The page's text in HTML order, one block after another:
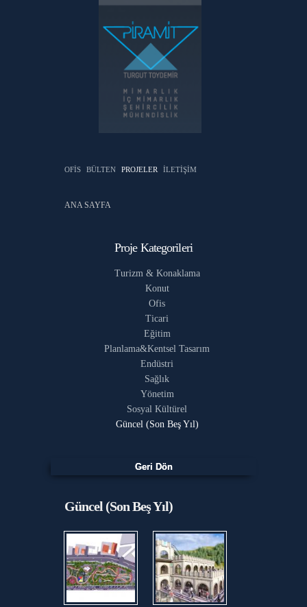
Skip to
content
OFİS BÜLTEN PROJELER İLETİŞİM
You are here
ANA SAYFA
Proje Kategorileri
Turizm & Konaklama
Konut
Ofis
Ticari
Eğitim
Planlama&Kentsel Tasarım
Endüstri
Sağlık
Yönetim
Sosyal Kültürel
Güncel (Son Beş Yıl)
Güncel (Son Beş Yıl)